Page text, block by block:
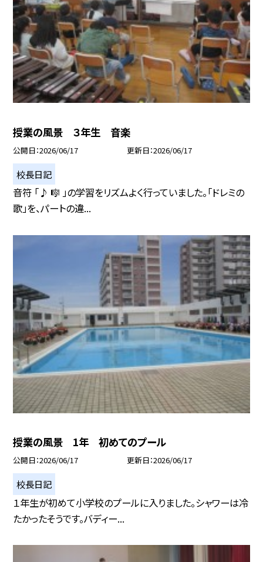
授業の風景 ３年生 音楽
公開日 2026/06/17 更新日 2026/06/17
校長日記
音符 「♪ 🎼 」の学習をリズムよく行っていました。「ドレミの
歌」を、パートの違...
授業の風景 1年 初めてのプール
公開日 2026/06/17 更新日 2026/06/17
校長日記
１年生が初めて小学校のプールに入りました。シャワーは冷
たかったそうです。バディー...